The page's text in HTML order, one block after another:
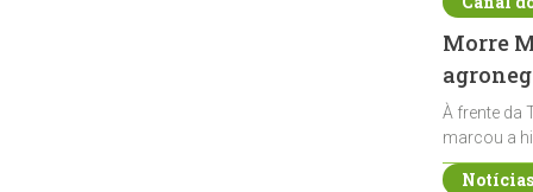
Morre
À frente da
marcou a